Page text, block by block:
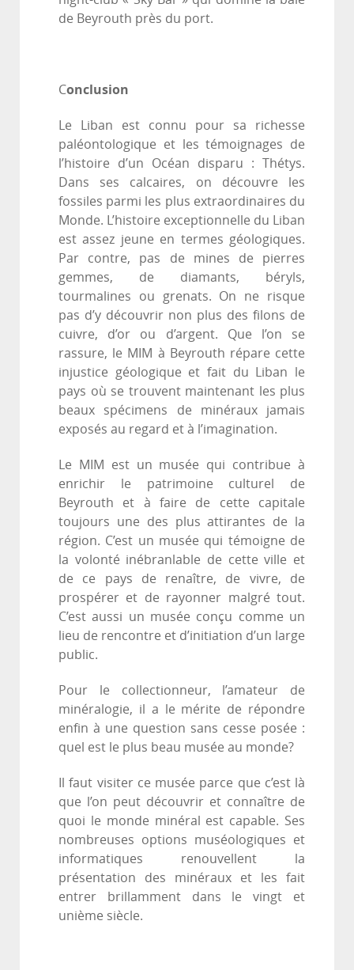
de Beyrouth près du port.
Conclusion
Le Liban est connu pour sa richesse
paléontologique et les témoignages de
l’histoire d’un Océan disparu : Thétys.
Dans ses calcaires, on découvre les
fossiles parmi les plus extraordinaires du
Monde. L’histoire exceptionnelle du Liban
est assez jeune en termes géologiques.
Par contre, pas de mines de pierres
gemmes, de diamants, béryls,
tourmalines ou grenats. On ne risque
pas d’y découvrir non plus des filons de
cuivre, d’or ou d’argent. Que l’on se
rassure, le MIM à Beyrouth répare cette
injustice géologique et fait du Liban le
pays où se trouvent maintenant les plus
beaux spécimens de minéraux jamais
exposés au regard et à l’imagination.
Le MIM est un musée qui contribue à
enrichir le patrimoine culturel de
Beyrouth et à faire de cette capitale
toujours une des plus attirantes de la
région. C’est un musée qui témoigne de
la volonté inébranlable de cette ville et
de ce pays de renaître, de vivre, de
prospérer et de rayonner malgré tout.
C’est aussi un musée conçu comme un
lieu de rencontre et d’initiation d’un large
public.
Pour le collectionneur, l’amateur de
minéralogie, il a le mérite de répondre
enfin à une question sans cesse posée :
quel est le plus beau musée au monde?
Il faut visiter ce musée parce que c’est là
que l’on peut découvrir et connaître de
quoi le monde minéral est capable. Ses
nombreuses options muséologiques et
informatiques renouvellent la
présentation des minéraux et les fait
entrer brillamment dans le vingt et
unième siècle.